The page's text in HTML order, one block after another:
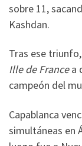
sobre 11,
Kashdan.
Tras ese
Ille de Francea
campeón del
Capablanca
simultáneas en